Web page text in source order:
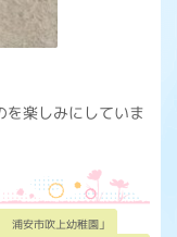
を楽しみにしていま
安市吹上幼稚園」